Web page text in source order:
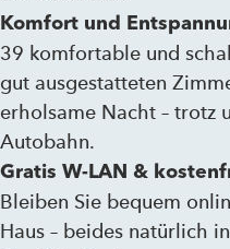
Komfort und
39 komfortable und
gut ausgestatteten
erholsame Nacht – trotz
Autobahn.
Gratis W-LAN &
Bleiben Sie bequem
Haus – beides natürlich